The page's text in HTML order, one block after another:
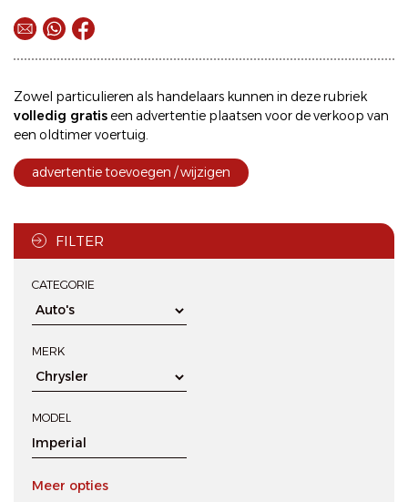
Zowel particulieren als handelaars kunnen in deze rubriek
volledig gratis een advertentie plaatsen voor deverkoop van
een oldtimer voertuig.
advertentie toevoegen / wijzigen
FILTER
CATEGORIE
MERK
MODEL
Meer opties